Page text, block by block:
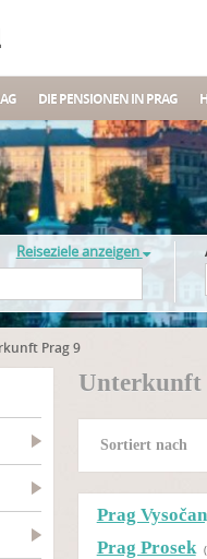
DIE PENSIONEN IN PRAG
Reiseziele anzeigen
Prag 9
Unterkunft
Sortiert nach
Prag
Prag Prosek